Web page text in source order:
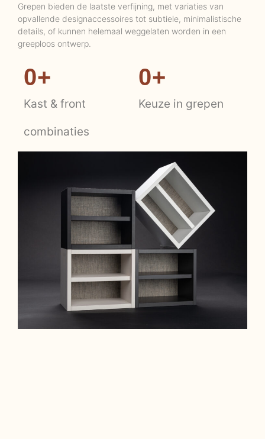
Grepen bieden de laatste verfijning, met variaties van
opvallende designaccessoires tot subtiele, minimalistische
details, of kunnen helemaal weggelaten worden in een
greeploos ontwerp.
Kast & front
combinaties
0+
Keuze in grepen
0+